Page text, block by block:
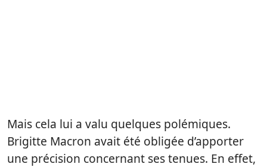
Mais cela lui a valu quelques polémiques.
Brigitte Macron avait été obligée d’apporter
une précision concernant ses tenues. En effet,